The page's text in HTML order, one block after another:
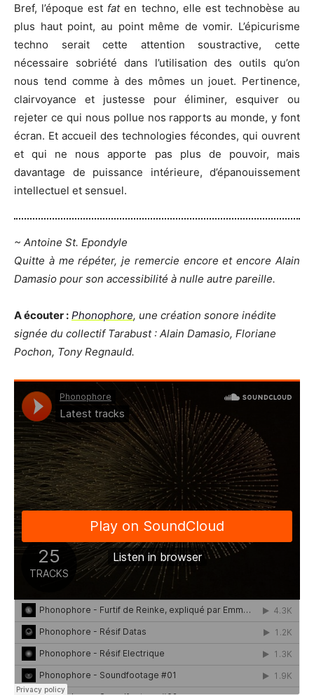
Bref, l’époque est faten techno, elle est technobèse au
plus haut point, au point même de vomir. L’épicurisme
techno serait cette attention soustractive, cette
nécessaire sobriété dans l’utilisation des outils qu’on
nous tend comme à des mômes un jouet. Pertinence,
clairvoyance et justesse pour éliminer, esquiver ou
rejeter ce qui nous pollue nos rapports au monde, y font
écran. Et accueil des technologies fécondes, qui ouvrent
et qui ne nous apporte pas plus de pouvoir, mais
davantage de puissance intérieure, d’épanouissement
intellectuel et sensuel.
~ Antoine St. Epondyle
Quitte à me répéter, je remercie encore et encore Alain
Damasio pour son accessibilité à nulle autre pareille.
A écouter : Phonophore, une création sonore inédite
signée du collectif Tarabust : Alain Damasio, Floriane
Pochon, Tony Regnauld.